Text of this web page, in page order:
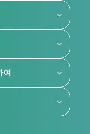
여